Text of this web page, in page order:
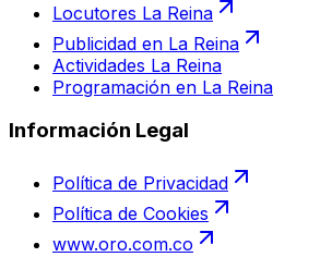
Locutores La Reina
Publicidad en La Reina
Actividades La Reina
Programación en La Reina
Información Legal
Política de Privacidad
Política de Cookies
www.oro.com.co